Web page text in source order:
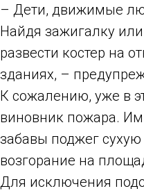
– Дети, движимые
Найдя зажигалку
развести костер на
зданиях, –
К сожалению, уже в
виновник пожара. Им
забавы поджег
возгорание на
Для исключения